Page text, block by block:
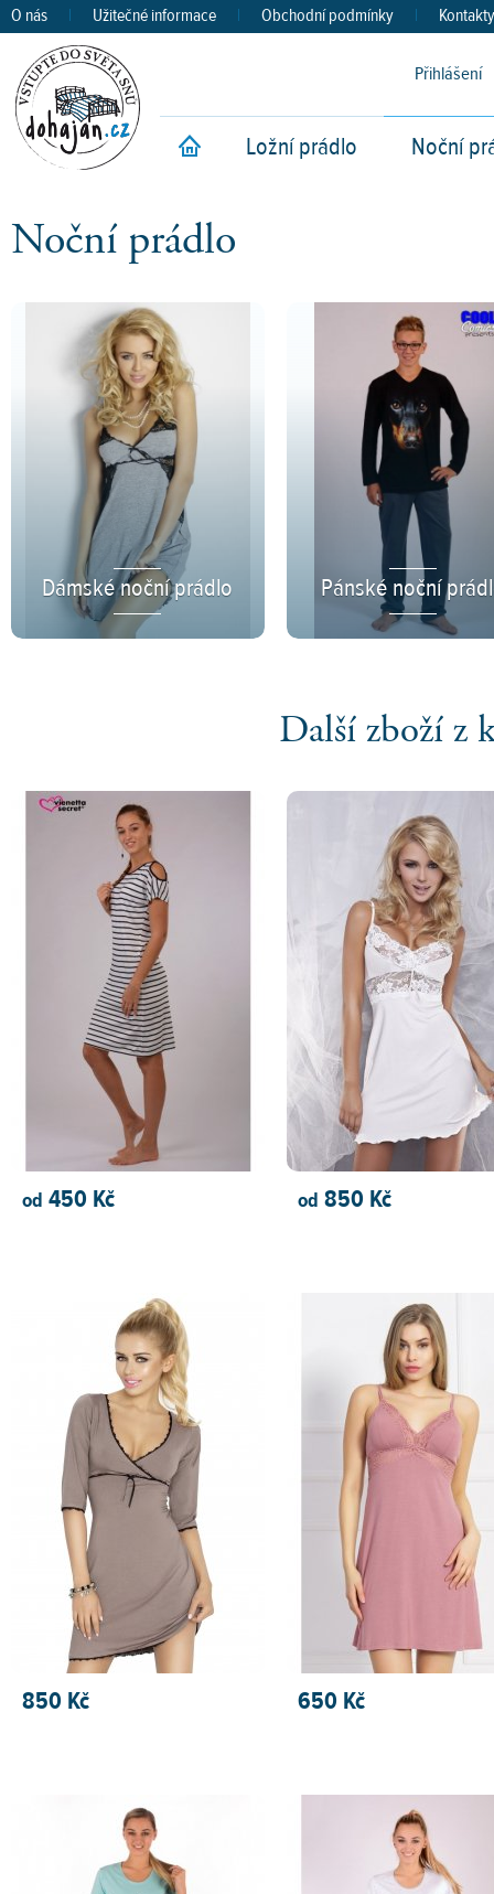
O nás | Užitečné informace | Obchodní podmínky | Kontakty
Přihlášení
Úvod
Ložní prádlo Noční
Noční prádlo
Dámské noční prádlo Pánské noční
Další zboží z
od 450 Kč od 850 Kč
850 Kč 650 Kč